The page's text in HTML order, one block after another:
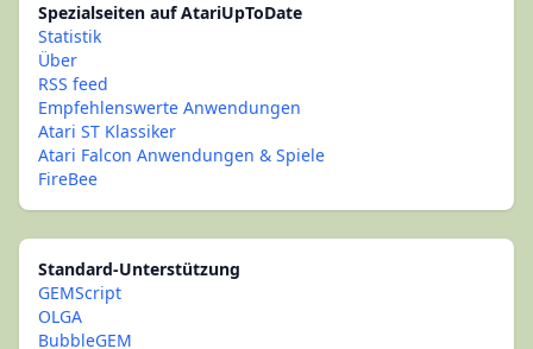
Spezialseiten auf AtariUpToDate
Statistik
Über
RSS feed
Empfehlenswerte Anwendungen
Atari ST Klassiker
Atari Falcon Anwendungen & Spiele
FireBee
Standard-Unterstützung
GEMScript
OLGA
BubbleGEM